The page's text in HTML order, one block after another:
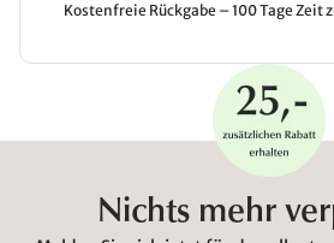
Kostenfreie Rückgabe – 100 Tage Zeit
Nichts mehr